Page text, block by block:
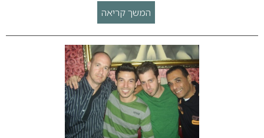
המשך קריאה